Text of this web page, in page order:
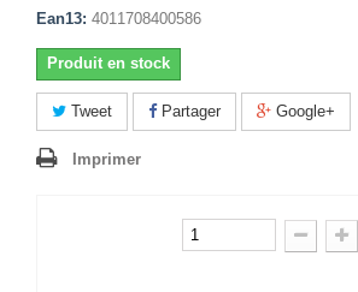
Ean13: 4011708400586
Produit en stock
Tweet Partager Google+
Imprimer